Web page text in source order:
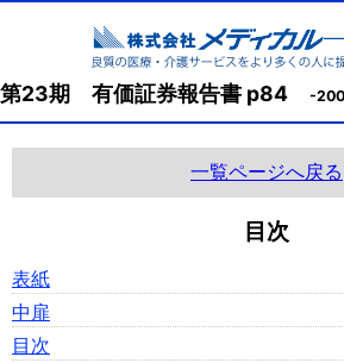
第23期 有価証券報告書 p84 -
一覧ページへ戻る
目次
表紙
中扉
目次